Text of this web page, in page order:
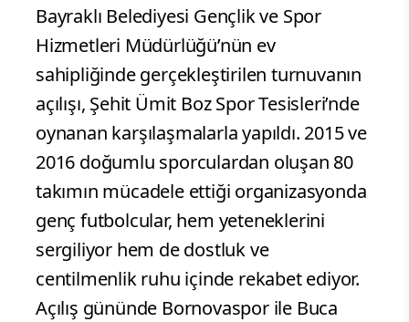
Bayraklı Belediyesi Gençlik ve Spor
Hizmetleri Müdürlüğü’nün ev
sahipliğinde gerçekleştirilen turnuvanın
açılışı, Şehit Ümit Boz Spor Tesisleri’nde
oynanan karşılaşmalarla yapıldı. 2015 ve
2016 doğumlu sporculardan oluşan 80
takımın mücadele ettiği organizasyonda
genç futbolcular, hem yeteneklerini
sergiliyor hem de dostluk ve
centilmenlik ruhu içinde rekabet ediyor.
Açılış gününde Bornovaspor ile Buca